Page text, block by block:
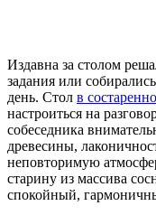
Издавна за столом
задания или
день. Стол в
настроиться на
собеседника
древесины,
неповторимую
старину из массива
спокойный,